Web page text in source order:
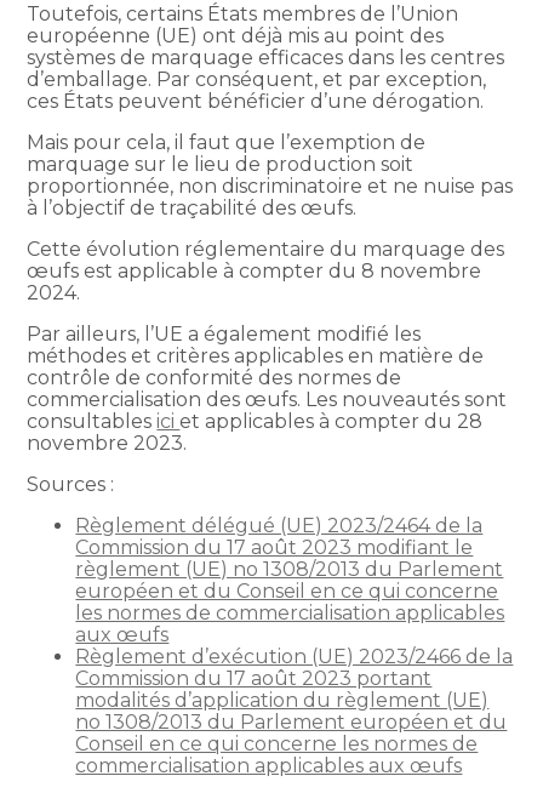
Toutefois, certains États membres de l’Union
européenne (UE) ont déjà mis au point des
systèmes de marquage efficaces dans les centres
d’emballage. Par conséquent, et par exception,
ces États peuvent bénéficier d’une dérogation.
Mais pour cela, il faut que l’exemption de
marquage sur le lieu de production soit
proportionnée, non discriminatoire et ne nuise pas
à l’objectif de traçabilité des œufs.
Cette évolution réglementaire du marquage des
œufs est applicable à compter du 8 novembre
2024.
Par ailleurs, l’UE a également modifié les
méthodes et critères applicables en matière de
contrôle de conformité des normes de
commercialisation des œufs. Les nouveautés sont
consultablesiciet applicables à compter du 28
novembre 2023.
Sources :
Règlement délégué (UE) 2023/2464 de la
Commission du 17 août 2023 modifiant le
règlement (UE) no 1308/2013 du Parlement
européen et du Conseil en ce qui concerne
les normes de commercialisation applicables
aux œufs
Règlement d’exécution (UE) 2023/2466 de la
Commission du 17 août 2023 portant
modalités d’application du règlement (UE)
no 1308/2013 du Parlement européen et du
Conseil en ce qui concerne les normes de
commercialisation applicables aux œufs